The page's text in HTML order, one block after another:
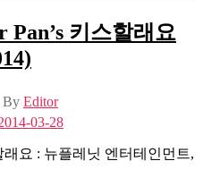
Pan’s 키스할래요
By Editor
03-28
래요 : 뉴플레닛 엔터테인먼트,